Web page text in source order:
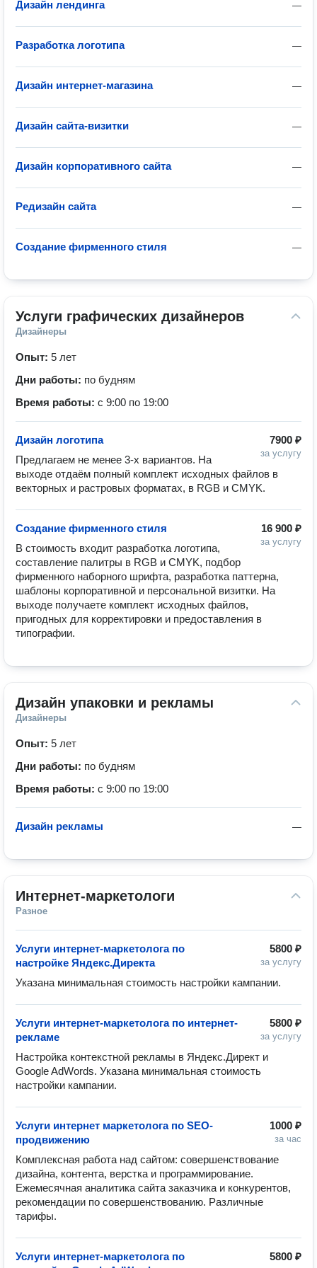
—
Дизайн лендинга
—
Разработка логотипа
—
Дизайн интернет-магазина
—
Дизайн сайта-визитки
—
Дизайн корпоративного сайта
—
Редизайн сайта
—
Создание фирменного стиля
Услуги графических дизайнеров
Дизайнеры
Опыт: 5 лет
Дни работы: по будням
Время работы: с 9:00 по 19:00
7900 ₽
за услугу
Дизайн логотипа
Предлагаем не менее 3-х вариантов. На
выходе отдаём полный комплект исходных файлов в
векторных и растровых форматах, в RGB и CMYK.
16 900 ₽
за услугу
Создание фирменного стиля
В стоимость входит разработка логотипа,
составление палитры в RGB и CMYK, подбор
фирменного наборного шрифта, разработка паттерна,
шаблоны корпоративной и персональной визитки. На
выходе получаете комплект исходных файлов,
пригодных для корректировки и предоставления в
типографии.
Дизайн упаковки и рекламы
Дизайнеры
Опыт: 5 лет
Дни работы: по будням
Время работы: с 9:00 по 19:00
—
Дизайн рекламы
Интернет-маркетологи
Разное
5800 ₽
за услугу
Услуги интернет-маркетолога по
настройке Яндекс.Директа
Указана минимальная стоимость настройки кампании.
5800 ₽
за услугу
Услуги интернет-маркетолога по интернет-
рекламе
Настройка контекстной рекламы в Яндекс.Директ и
Google AdWords. Указана минимальная стоимость
настройки кампании.
1000 ₽
за час
Услуги интернет маркетолога по SEO-
продвижению
Комплексная работа над сайтом: совершенствование
дизайна, контента, верстка и программирование.
Ежемесячная аналитика сайта заказчика и конкурентов,
рекомендации по совершенствованию. Различные
тарифы.
5800 ₽
Услуги интернет-маркетолога по